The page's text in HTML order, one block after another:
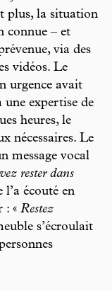
plus, la situation
connue – et
via des
vidéos. Le
urgence avait
une expertise de
heures, le
nécessaires. Le
message vocal
rester dans
l’a écouté en
: « Restez
s’écroulait